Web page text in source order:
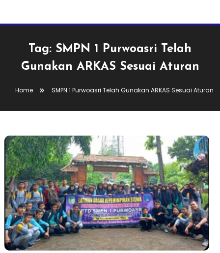
Tag: SMPN 1 Purwoasri Telah
Gunakan ARKAS Sesuai Aturan
Home SMPN 1 Purwoasri Telah Gunakan ARKAS Sesuai Aturan